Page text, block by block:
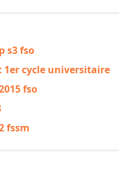
s3 fso
1er cycle universitaire
fso
fssm